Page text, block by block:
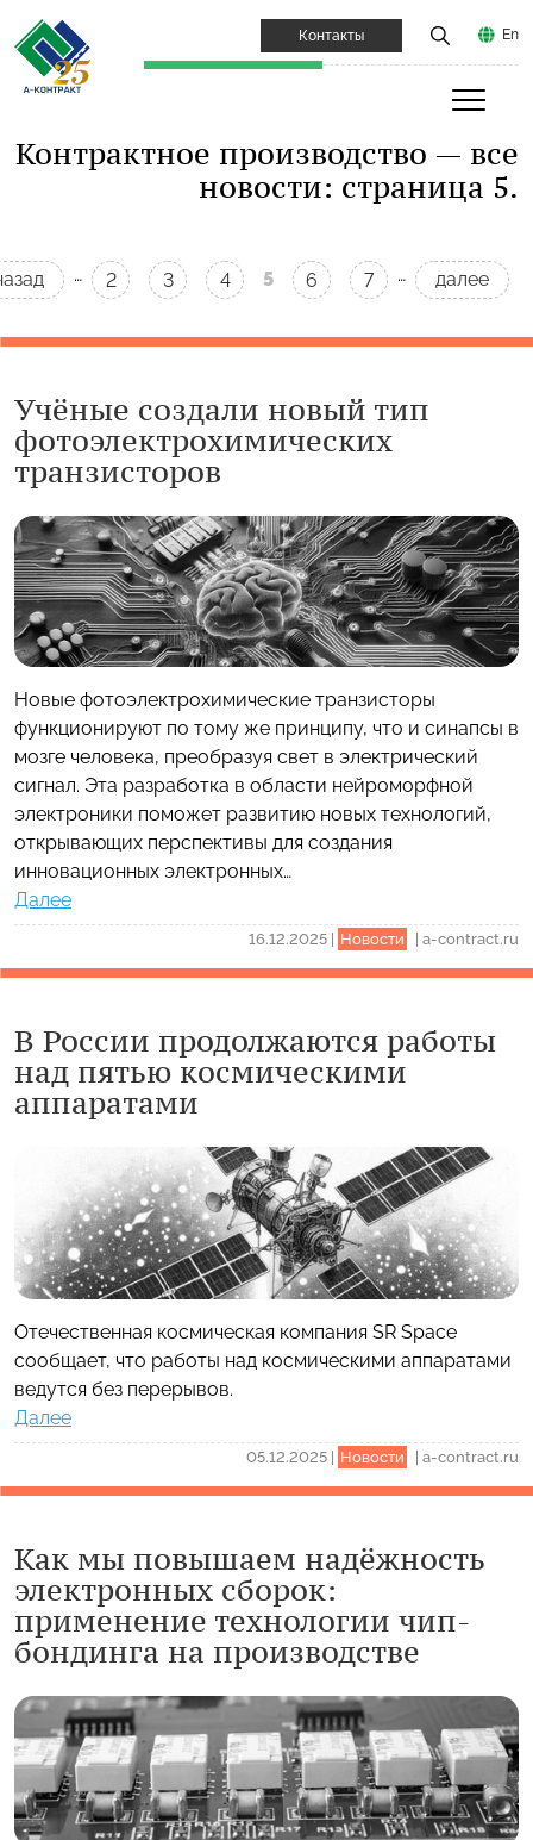
Контакты En
Контрактное производство — все
новости: страница 5.
… 2 3 4 5 6 7 … далее
Учёные создали новый тип
фотоэлектрохимических
транзисторов
Новые фотоэлектрохимические транзисторы
функционируют по тому же принципу, что и синапсы в
мозге человека, преобразуя свет в электрический
сигнал. Эта разработка в области нейроморфной
электроники поможет развитию новых технологий,
открывающих перспективы для создания
инновационных электронных…
Далее
16.12.2025 Новости a-contract.ru
В России продолжаются работы
над пятью космическими
аппаратами
Отечественная космическая компания SR Space
сообщает, что работы над космическими аппаратами
ведутся без перерывов.
Далее
05.12.2025 | Новости | a-contract.ru
Как мы повышаем надёжность
электронных сборок:
применение технологии чип-
бондинга на производстве